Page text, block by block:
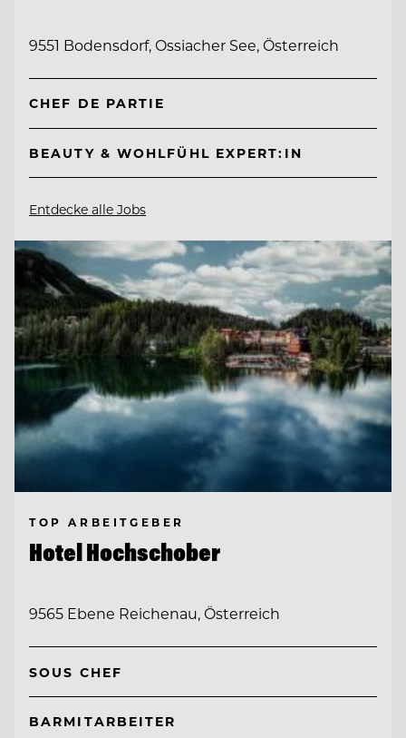
9551 Bodensdorf, Ossiacher See, Österreich
CHEF DE PARTIE
BEAUTY & WOHLFÜHL EXPERT:IN
Entdecke alle Jobs
TOP ARBEITGEBER
Hotel Hochschober
9565 Ebene Reichenau, Österreich
SOUS CHEF
BARMITARBEITER